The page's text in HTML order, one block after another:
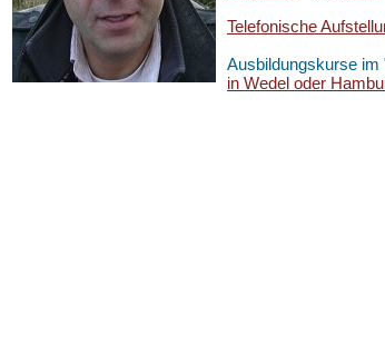
Telefonische
Ausbildungskurse im
in Wedel oder